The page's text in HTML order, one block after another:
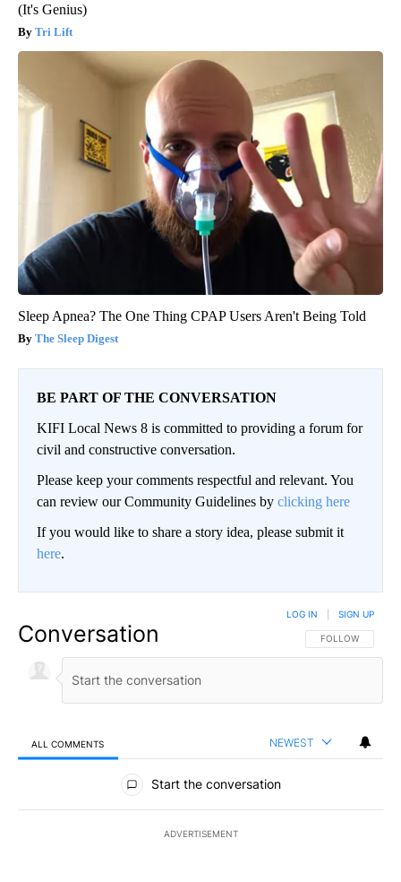
(It's Genius)
Tri Lift
Sleep Apnea? The One Thing CPAP Users Aren't Being Told
The Sleep Digest
BE PART OF THE CONVERSATION
KIFI Local News 8 is committed to providing a forum for
civil and constructive conversation.
Please keep your comments respectful and relevant. You
can review our Community Guidelines by clicking here
If you would like to share a story idea, please submit it
here.
Conversation FOLLOW THIS
FOLLOW
LOG IN SIGN UP
ALL COMMENTS NEWEST
All Comments
Start the conversation
ADVERTISEMENT